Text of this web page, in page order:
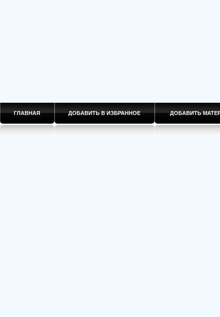
ГЛАВНАЯ ДОБАВИТЬ В ИЗБРАННОЕ ДОБАВИТЬ